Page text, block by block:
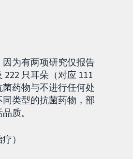
为有两项研究仅报告
只耳朵（对应 111
药物与不进行任何处
类型的抗菌药物，部
质。
）